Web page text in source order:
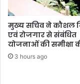
मुख्य सचिव ने कौशल
एवं रोजगार से संबंधित
योजनाओं की समीक्षा
3 hours ago